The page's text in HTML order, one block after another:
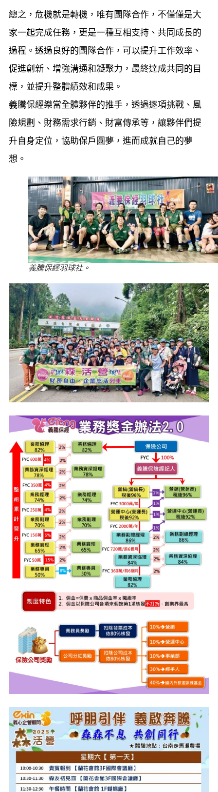
總之，危機就是轉機，唯有團隊合作，不僅僅是大
家一起完成任務，更是一種互相支持、共同成長的
過程。透過良好的團隊合作，可以提升工作效率、
促進創新、增強溝通和凝聚力，最終達成共同的目
標，並提升整體績效和成果。
義騰保經樂當全體夥伴的推手，透過逐項挑戰、風
險規劃、財務需求行銷、財富傳承等，讓夥伴們提
升自身定位，協助保戶圓夢，進而成就自己的夢
想。
義騰保經羽球社。